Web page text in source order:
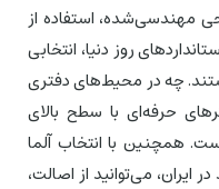
مهندسی‌شده، استفاده از
روز دنیا، انتخابی
چه در محیط‌های دفتری
حرفه‌ای با سطح بالای
همچنین با انتخاب آلما
ایران، می‌توانید از اصالت،